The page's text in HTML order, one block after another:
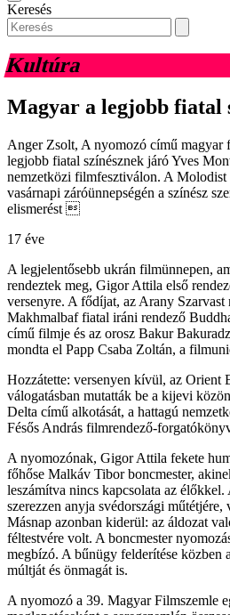
Keresés
Kultúra
Magyar a legjobb fiatal
Anger Zsolt, A nyomozó című magyar
legjobb fiatal színésznek járó Yves
nemzetközi filmfesztiválon. A Molodist
vasárnapi záróünnepségén a színész
elismerést 
17 éve
A legjelentősebb ukrán filmünnepen,
rendeztek meg, Gigor Attila első
versenyre. A fődíjat, az Arany Szarvast
Makhmalbaf fiatal iráni rendező
című filmje és az orosz Bakur
mondta el Papp Csaba Zoltán, a
Hozzátette: versenyen kívül, az Orient
válogatásban mutatták be a kijevi
Delta című alkotását, a hattagú
Fésős András filmrendező-
A nyomozónak, Gigor Attila fekete
főhőse Malkáv Tibor boncmester,
leszámítva nincs kapcsolata az
szerezzen anyja svédországi
Másnap azonban kiderül: az áldozat
féltestvére volt. A boncmester
megbízó. A bűnügy felderítése közben
múltját és önmagát is.
A nyomozó a 39. Magyar Filmszemle